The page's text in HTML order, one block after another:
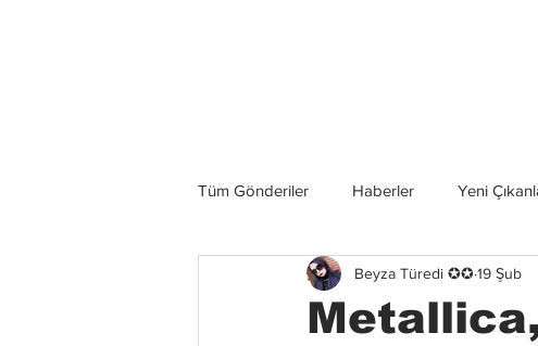
Tüm Gönderiler Haberler Yeni
Grup İncelemeleri Konserler
Beyza Türedi ✪✪ 19 Şub